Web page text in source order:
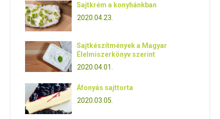
Sajtkrém a konyhánkban
2020.04.23.
Sajtkészítmények a Magyar
Élelmiszerkönyv szerint
2020.04.01.
Áfonyás sajttorta
2020.03.05.